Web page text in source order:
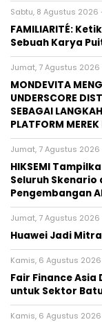
Sabtu, 8 Agustus 2026 -
FAMILIARITÉ:
Sebuah Karya
Jumat, 7 Agustus 2026
MONDEVITA
UNDERSCORE
SEBAGAI
PLATFORM
Jumat, 7 Agustus 2026
HIKSEMI
Seluruh Skenario
Pengembangan
Jumat, 7 Agustus 2026
Huawei Jadi Mitra
Kamis, 6 Agustus 2026
Fair Finance
untuk Sektor
Kamis, 6 Agustus 2026